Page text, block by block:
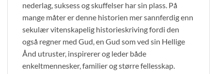
nederlag, suksess og skuffelser har sin plass. På
mange måter er denne historien mer sannferdig enn
sekulær vitenskapelig historieskriving fordi den
også regner med Gud, en Gud som ved sin Hellige
Ånd utruster, inspirerer og leder både
enkeltmennesker, familier og større fellesskap.